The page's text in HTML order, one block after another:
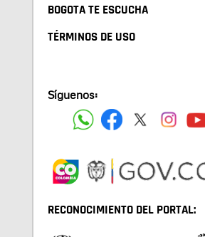
BOGOTA TE ESCUCHA
TÉRMINOS DE USO
Síguenos:
RECONOCIMIENTO DEL PORTAL: